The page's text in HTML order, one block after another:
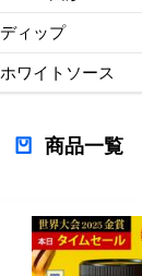
ディップ
ホワイトソース
商品一覧